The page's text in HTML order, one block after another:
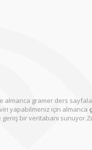
almanca gramer ders
yapabilmeniz için almanca
bir veritabanı